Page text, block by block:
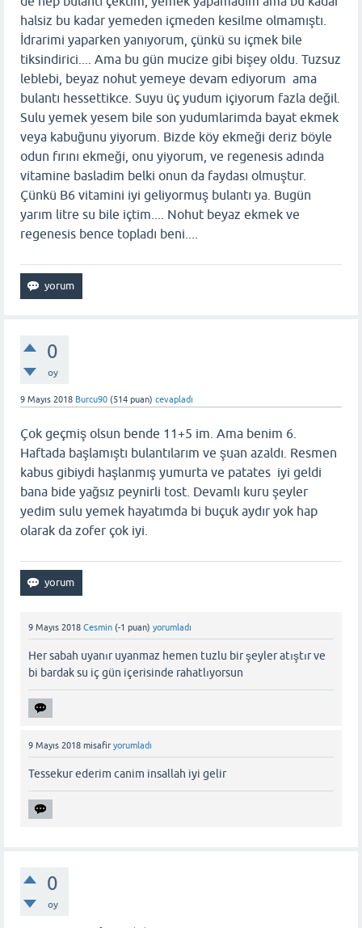
halsiz bu kadar yemeden içmeden kesilme olmamıştı.
İdrarimi yaparken yanıyorum, çünkü su içmek bile
tiksindirici.... Ama bu gün mucize gibi bişey oldu. Tuzsuz
leblebi, beyaz nohut yemeye devam ediyorum ama
bulantı hessettikce. Suyu üç yudum içiyorum fazla değil.
Sulu yemek yesem bile son yudumlarimda bayat ekmek
veya kabuğunu yiyorum. Bizde köy ekmeği deriz böyle
odun fırını ekmeği, onu yiyorum, ve regenesis adında
vitamine basladim belki onun da faydası olmuştur.
Çünkü B6 vitamini iyi geliyormuş bulantı ya. Bugün
yarım litre su bile içtim.... Nohut beyaz ekmek ve
regenesis bence topladı beni....
0
oy
9 Mayıs 2018 Burcu90 (514 puan) cevapladı
Çok geçmiş olsun bende 11+5 im. Ama benim 6.
Haftada başlamıştı bulantılarım ve şuan azaldı. Resmen
kabus gibiydi haşlanmış yumurta ve patates iyi geldi
bana bide yağsız peynirli tost. Devamlı kuru şeyler
yedim sulu yemek hayatımda bi buçuk aydır yok hap
olarak da zofer çok iyi.
9 Mayıs 2018 Cesmin (-1 puan) yorumladı
Her sabah uyanır uyanmaz hemen tuzlu bir şeyler atıştır ve
bi bardak su iç gün içerisinde rahatlıyorsun
9 Mayıs 2018 misafir yorumladı
Tessekur ederim canim insallah iyi gelir
0
oy